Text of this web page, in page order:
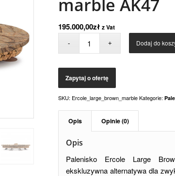
marble AK47
195.000,00zł z Vat
Dodaj do
SKU: Ercole_large_brown_marble Kategorie:
Opis Opinie (0)
Opis
Palenisko Ercole Large
ekskluzywna alternatywa dla